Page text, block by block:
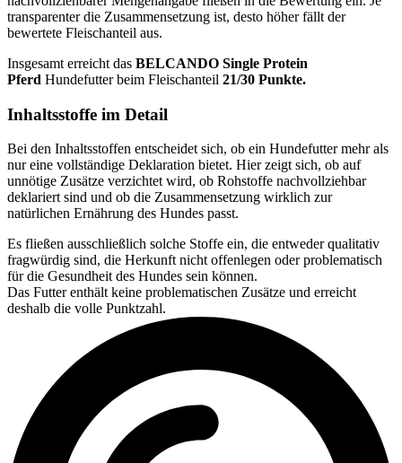
transparenter die Zusammensetzung ist, desto höher fällt der
bewertete Fleischanteil aus.
Insgesamt erreicht das BELCANDO Single Protein
Pferd Hundefutter beim Fleischanteil 21/30 Punkte.
Inhaltsstoffe im Detail
Bei den Inhaltsstoffen entscheidet sich, ob ein Hundefutter mehr als
nur eine vollständige Deklaration bietet. Hier zeigt sich, ob auf
unnötige Zusätze verzichtet wird, ob Rohstoffe nachvollziehbar
deklariert sind und ob die Zusammensetzung wirklich zur
natürlichen Ernährung des Hundes passt.
Es fließen ausschließlich solche Stoffe ein, die entweder qualitativ
fragwürdig sind, die Herkunft nicht offenlegen oder problematisch
für die Gesundheit des Hundes sein können.
Das Futter enthält keine problematischen Zusätze und erreicht
deshalb die volle Punktzahl.